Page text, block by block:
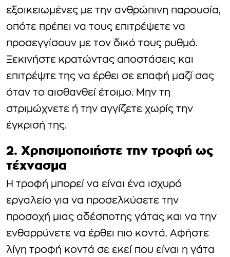
εξοικειωμένες με την ανθρώπινη παρουσία,
οπότε πρέπει να τους επιτρέψετε να
προσεγγίσουν με τον δικό τους ρυθμό.
Ξεκινήστε κρατώντας αποστάσεις και
επιτρέψτε της να έρθει σε επαφή μαζί σας
όταν το αισθανθεί έτοιμο. Μην τη
στριμώχνετε ή την αγγίζετε χωρίς την
έγκρισή της.
2. Χρησιμοποιήστε την τροφή ως
τέχνασμα
Η τροφή μπορεί να είναι ένα ισχυρό
εργαλείο για να προσελκύσετε την
προσοχή μιας αδέσποτης γάτας και να την
ενθαρρύνετε να έρθει πιο κοντά. Αφήστε
λίγη τροφή κοντά σε εκεί που είναι η γάτα